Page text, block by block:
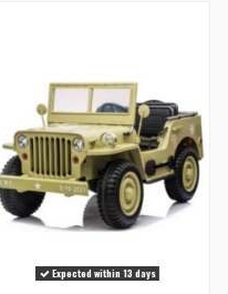
Expected within 13 days